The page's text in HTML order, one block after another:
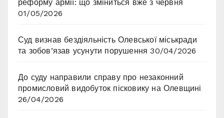
реформу армії: що зміниться вже з червня
01/05/2026
Суд визнав бездіяльність Олевської міськради
та зобов’язав усунути порушення 30/04/2026
До суду направили справу про незаконний
промисловий видобуток пісковику на Олевщині
26/04/2026